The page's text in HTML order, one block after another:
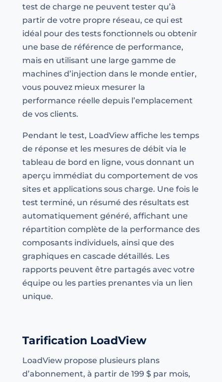
test de charge ne peuvent tester qu’à
partir de votre propre réseau, ce qui est
idéal pour des tests fonctionnels ou obtenir
une base de référence de performance,
mais en utilisant une large gamme de
machines d’injection dans le monde entier,
vous pouvez mieux mesurer la
performance réelle depuis l’emplacement
de vos clients.
Pendant le test, LoadView affiche les temps
de réponse et les mesures de débit via le
tableau de bord en ligne, vous donnant un
aperçu immédiat du comportement de vos
sites et applications sous charge. Une fois le
test terminé, un résumé des résultats est
automatiquement généré, affichant une
répartition complète de la performance des
composants individuels, ainsi que des
graphiques en cascade détaillés. Les
rapports peuvent être partagés avec votre
équipe ou les parties prenantes via un lien
unique.
Tarification LoadView
LoadView propose plusieurs plans
d’abonnement, à partir de 199 $ par mois,